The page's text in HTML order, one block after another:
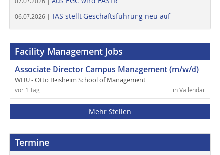
06.07.2026 | TAS stellt Geschäftsführung neu auf
Facility Management Jobs
Associate Director Campus Management (m/w/d)
WHU - Otto Beisheim School of Management
in Vallendar
vor 1 Tag
Mehr Stellen
Termine